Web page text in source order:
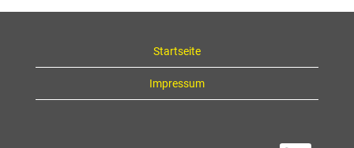
Startseite
Impressum
W